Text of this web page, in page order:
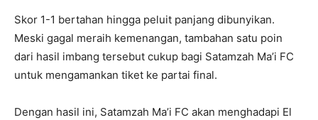
Skor 1-1 bertahan hingga peluit panjang dibunyikan.
Meski gagal meraih kemenangan, tambahan satu poin
dari hasil imbang tersebut cukup bagi Satamzah Ma’i FC
untuk mengamankan tiket ke partai final.
Dengan hasil ini, Satamzah Ma’i FC akan menghadapi El